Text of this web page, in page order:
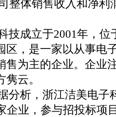
整体销售收入和净利
技成立于2001年，位
区，是一家以从事电
售为主的企业。企业
云。
分析，浙江洁美电子
企业，参与招投标项